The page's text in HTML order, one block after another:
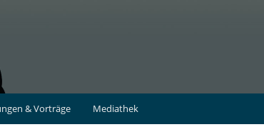
& Vorträge Mediathek